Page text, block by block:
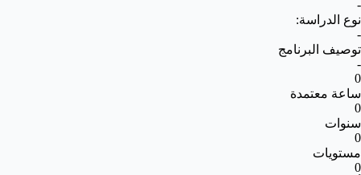
-
نوع الدراسة:
-
توصيف البرنامج
-
0
ساعة معتمدة
0
سنوات
0
مستويات
0